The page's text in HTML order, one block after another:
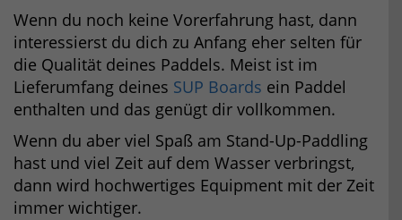
Wenn du noch keine Vorerfahrung hast, dann
interessierst du dich zu Anfang eher selten für
die Qualität deines Paddels. Meist ist im
Lieferumfang deines SUP Boards ein Paddel
enthalten und das genügt dir vollkommen.
Wenn du aber viel Spaß am Stand-Up-Paddling
hast und viel Zeit auf dem Wasser verbringst,
dann wird hochwertiges Equipment mit der Zeit
immer wichtiger.